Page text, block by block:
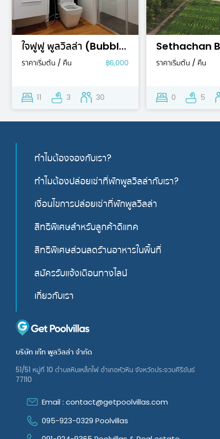
ใจฟูฟู พูลวิลล่า (Bubbly Feeling Pool Villa)
ราคาเริ่มต้น / คืน ฿6,000
11 3 30
ราคาเริ่มต้น / คืน
0 5
ทำไมต้องจองกับเรา?
ทำไมต้องปล่อยเช่าที่พักพูลวิลล่ากับเรา?
เงื่อนไขการปล่อยเช่าที่พักพูลวิลล่า
สิทธิพิเศษสำหรับลูกค้าดีแทค
สิทธิพิเศษส่วนลดรัานอาหารในพื้นที่
สมัครรับแจ้งเตือนทางไลน์
เกี่ยวกับเรา
บริษัท เก๊ท พูลวิลล่า จํากัด
51/51 หมู่ที่ 10 ตําบลหินเหล็กไฟ อําเภอหัวหิน จังหวัดประจวบคีรีขันธ์
77110
Email : contact@getpoolvillas.com
095-923-0329 Poolvillas